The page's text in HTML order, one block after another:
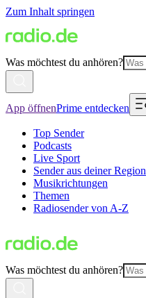
Zum Inhalt springen
Was möchtest du anhören?
App öffnenPrime entdecken
Top Sender
Podcasts
Live Sport
Sender aus deiner Region
Musikrichtungen
Themen
Radiosender von A-Z
Was möchtest du anhören?